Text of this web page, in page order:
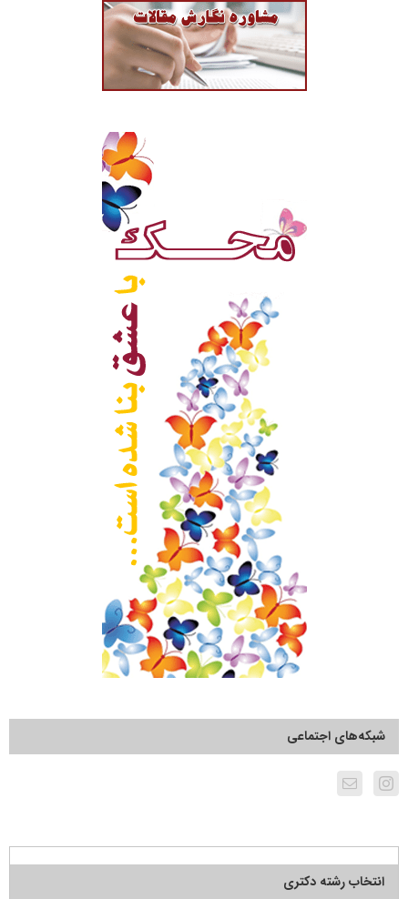
شبکه‌های اجتماعی
انتخاب رشته دکتری